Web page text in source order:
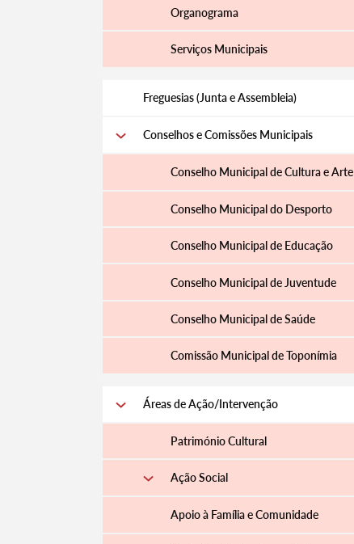
Organograma
Serviços Municipais
Freguesias (Junta e Assembleia)
Conselhos e Comissões Municipais
Conselho Municipal de Cultura e Arte
Conselho Municipal do Desporto
Conselho Municipal de Educação
Conselho Municipal de Juventude
Conselho Municipal de Saúde
Comissão Municipal de Toponímia
Áreas de Ação/Intervenção
Património Cultural
Ação Social
Apoio à Família e Comunidade